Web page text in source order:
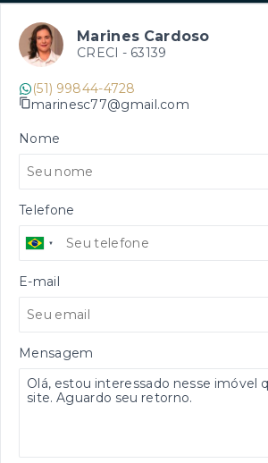
Marines Cardoso
CRECI - 63139
(51) 99844-4728
marinesc77@gmail.com
Nome
Telefone
E-mail
Mensagem